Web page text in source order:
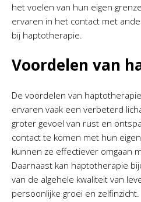
het voelen van hun eigen
ervaren in het contact met
bij haptotherapie.
Voordelen van
De voordelen van
ervaren vaak een verbeterd
groter gevoel van rust en
contact te komen met hun
kunnen ze effectiever omgaan
Daarnaast kan haptotherapie
van de algehele kwaliteit van
persoonlijke groei en zelfinzicht.